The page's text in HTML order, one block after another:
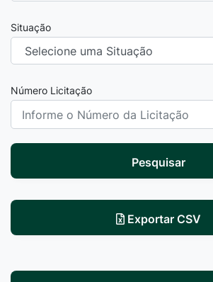
Situação
Número Licitação
Pesquisar
Exportar CSV